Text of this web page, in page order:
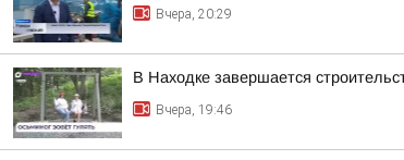
Вчера, 20:29
В Находке завершается
Вчера, 19:46